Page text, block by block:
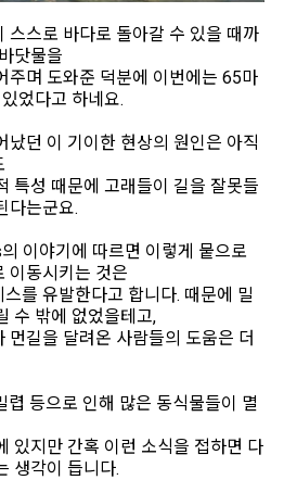
스스로 바다로 돌아갈 수 있을 때까
닷물을
주며 도와준 덕분에 이번에는 65마
었다고 하네요.
났던 이 기이한 현상의 원인은 아직
특성 때문에 고래들이 길을 잘못들
다는군요.
이야기에 따르면 이렇게 뭍으로
이동시키는 것은
를 유발한다고 합니다. 때문에 밀
수 밖에 없었을테고,
먼길을 달려온 사람들의 도움은 더
렵 등으로 인해 많은 동식물들이 멸
있지만 간혹 이런 소식을 접하면 다
생각이 듭니다.